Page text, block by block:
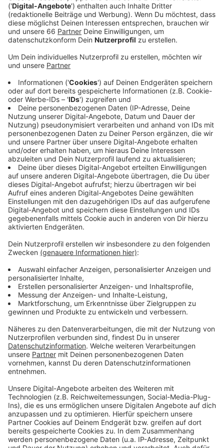
Veröffentlicht:Samstag, 03.09.2022 06:55
Anzeige
"Zeitbasierte Medienkunst" - das ist der Oberbegriff
für die Arbeiten, die für eine kurze Zeit aus den
Ausstellungsräumen in die Stadt gebracht werden, um
einen Dialog mit ausgewählten Orten zu bringen.
Darüber steht die Frage: Wie können öffentliche
Räume für einen großen Querschnitt der Gesellschaft
zugänglicher sein und auf welche Weise erfolgt ein
Ausschluss bestimmter Gruppen vom öffentlichen
Leben? Vor allem in der Innenstadt werden die
Kunstwerke gezeigt, aber auch am Bilker Bunker, im
Medienhafen oder an der Mercedesstraße.
Anzeige
Weitere Infos und Links zum Thema
Anzeige
Informationen zu out of space
Karte mit den Installationen
Hier kann man Führungen buchen
Stadtteil Oberkassel
Anzeige